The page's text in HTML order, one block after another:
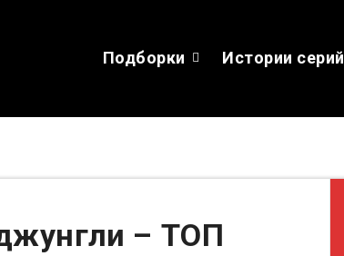
Подборки Истории серий
– ТОП